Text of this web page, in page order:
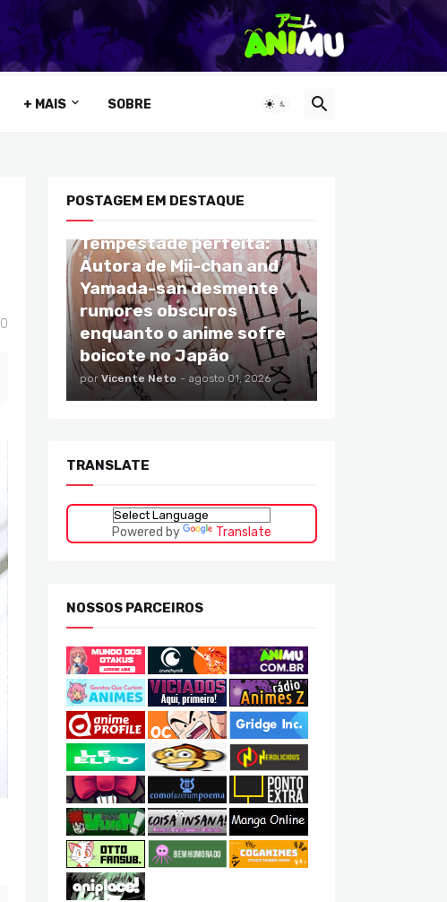
+ MAIS SOBRE
0
POSTAGEM EM DESTAQUE
Tempestade perfeita:
Autora de Mii-chan and
Yamada-san desmente
rumores obscuros
enquanto o anime sofre
boicote no Japão
por Vicente Neto - agosto 01, 2026
TRANSLATE
Powered by Translate
NOSSOS PARCEIROS